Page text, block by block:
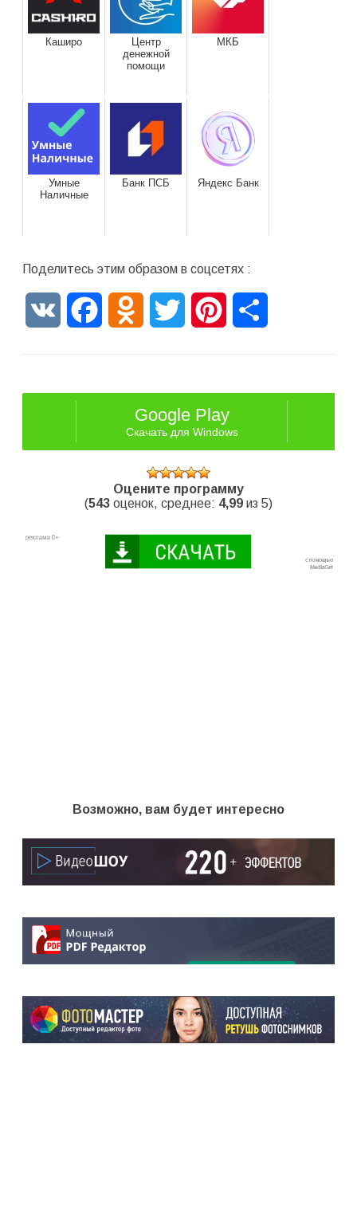
Каширо
Центр
денежной
помощи
МКБ
Умные
Наличные
Банк ПСБ Яндекс Банк
Поделитесь этим образом в соцсетях :
VK FacebookOdnoklassniki
Twitter Pinterest
Google Play
Скачать для Windows
Оцените программу
(543 оценок, среднее: 4,99 из 5)
Возможно, вам будет интересно